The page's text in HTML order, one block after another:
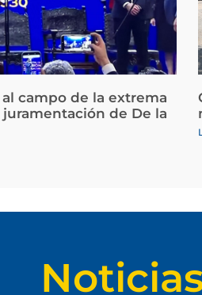
campo de la extrema
de De la